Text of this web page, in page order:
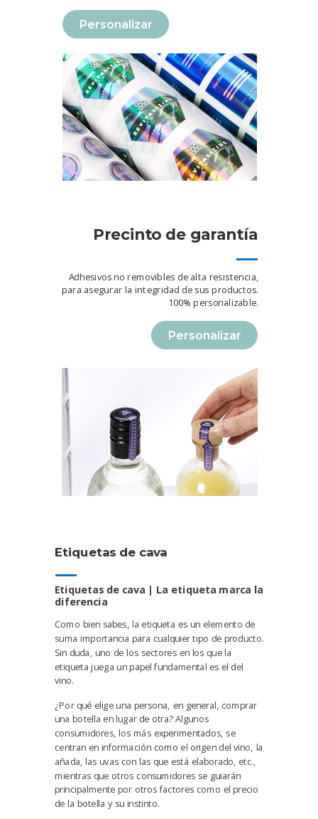
Etiquetas de cava
Etiquetas de cava | La etiqueta marca la
diferencia
Como bien sabes, la etiqueta es un elemento de
suma importancia para cualquier tipo de producto.
Sin duda, uno de los sectores en los quela
etiqueta juega un papel fundamental es el del
vino.
¿Por qué elige una persona, en general, comprar
una botella en lugar de otra? Algunos
consumidores, los más experimentados, se
centran en información como el origen del vino, la
añada, las uvas con las que está elaborado, etc.,
mientras que otros consumidores se guiarán
principalmente por otros factores como el precio
de la botella y su instinto.
Personalizar
Adhesivos no removibles de alta resistencia,
para asegurar la integridad de sus productos.
100% personalizable.
Precinto de garantía
Personalizar